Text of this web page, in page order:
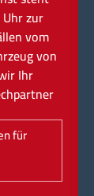
zur
vom
von
Ihr
für